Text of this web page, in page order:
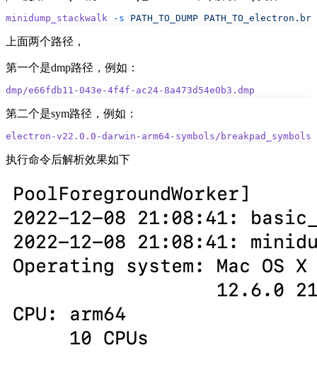
minidump_stackwalk -s PATH_TO_DUMP
上面两个路径，
第一个是dmp路径，例如：
dmp/e66fdb11-043e-4f4f-ac24-8a473d54e0b3.dmp
第二个是sym路径，例如：
electron-v22.0.0-darwin-arm64-symbols/breakpad_symbols/
执行命令后解析效果如下